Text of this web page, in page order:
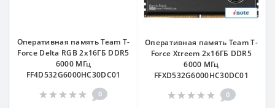
Оперативная память Team T-
Force Delta RGB 2x16ГБ DDR5
6000 МГц
FF4D532G6000HC30DC01
0
Оперативная память Team T-
Force Xtreem 2x16ГБ DDR5
6000 МГц
FFXD532G6000HC30DC01
0